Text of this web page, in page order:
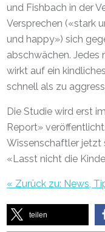
und Fishbach in der
Versprechen («stark
und happy») sich
abschwächen. Jedes
wirkt auf ein
schnell als zu
Die Studie wird erst
Report»
Wissenschaftler jetzt
«Lasst nicht die
« Zurück zu: News,
teilen